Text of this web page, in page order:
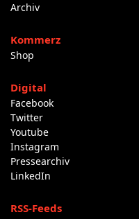
Archiv
Kommerz
Shop
Digital
Facebook
Twitter
Youtube
Instagram
Pressearchiv
LinkedIn
RSS-Feeds